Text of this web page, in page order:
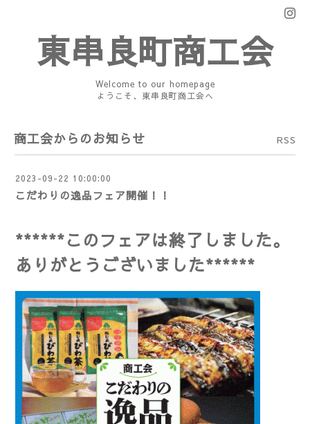
東串良町商工会
Welcome to our homepage
ようこそ、東串良町商工会へ
商工会からのお知らせ RSS
2023-09-22 10:00:00
こだわりの逸品フェア開催！！
******このフェアは終了しました。
ありがとうございました******